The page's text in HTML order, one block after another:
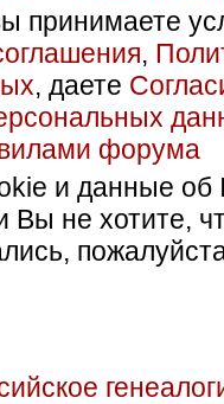
принимаете
,
, даете
форума
и данные об
Вы не хотите,